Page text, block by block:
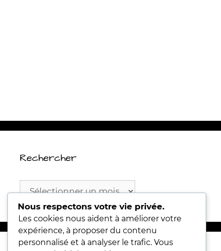
Rechercher
Rechercher
Nous respectons votre vie privée.
Les cookies nous aident à améliorer votre
expérience, à proposer du contenu
personnalisé et à analyser le trafic. Vous